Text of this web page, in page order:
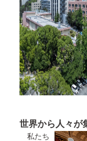
世界から人々が
私たち